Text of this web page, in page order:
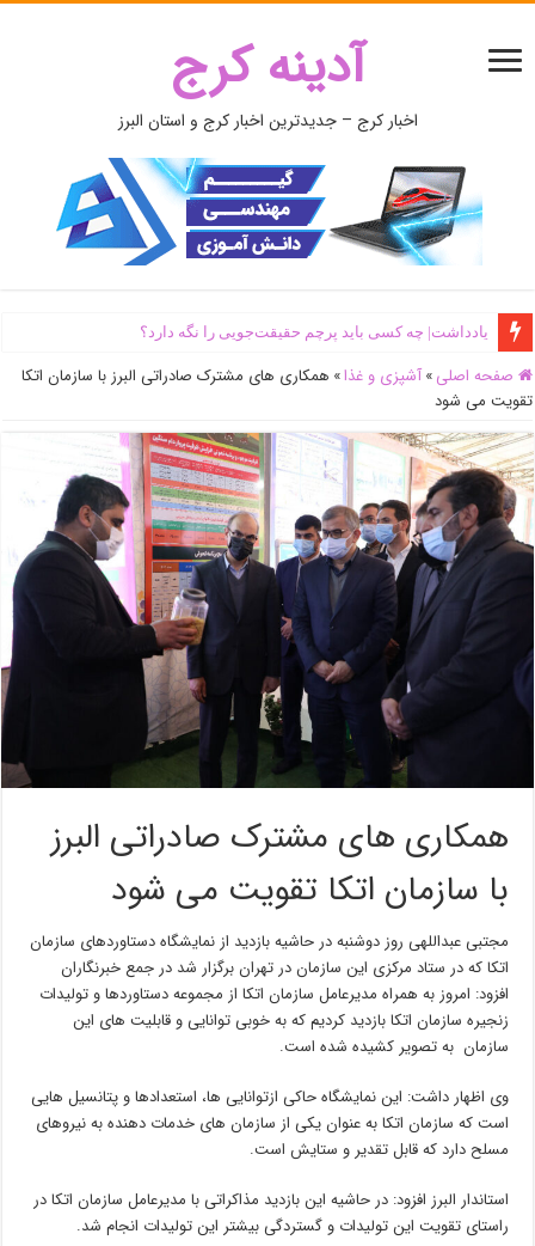
آدینه کرج
اخبار کرج – جدیدترین اخبار کرج و استان البرز
یادداشت| ‌چه کسی باید پرچم حقیقت‌جویی را نگه دارد؟
صفحه اصلی » آشپزی و غذا» همکاری های مشترک صادراتی البرز با سازمان اتکا
تقویت می شود
همکاری های مشترک صادراتی البرز
با سازمان اتکا تقویت می شود
مجتبی عبداللهی روز دوشنبه در حاشیه بازدید از نمایشگاه دستاوردهای سازمان
اتکا که در ستاد مرکزی این سازمان در تهران برگزار شد در جمع خبرنگاران
افزود: امروز به همراه مدیرعامل سازمان اتکا از مجموعه دستاوردها و تولیدات
زنجیره سازمان اتکا بازدید کردیم که به خوبی توانایی و قابلیت های این
سازمان به تصویر کشیده شده است.
وی اظهار داشت: این نمایشگاه حاکی ازتوانایی ها، استعدادها و پتانسیل هایی
است که سازمان اتکا به عنوان یکی از سازمان های خدمات دهنده به نیروهای
مسلح دارد که قابل تقدیر و ستایش است.
استاندار البرز افزود: در حاشیه این بازدید مذاکراتی با مدیرعامل سازمان اتکا در
راستای تقویت این تولیدات و گستردگی بیشتر این تولیدات انجام شد.